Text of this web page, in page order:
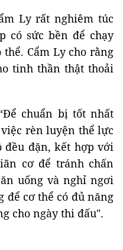
Ly rất nghiêm túc
có sức bền để chạy
Cẩm Ly cho rằng
tinh thần thật thoải
chuẩn bị tốt nhất
rèn luyện thể lực
đều đặn, kết hợp với
cơ để tránh chấn
uống và nghỉ ngơi
để cơ thể có đủ năng
cho ngày thi đấu".